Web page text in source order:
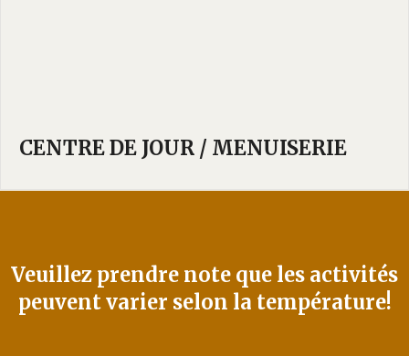
CENTRE DE JOUR / MENUISERIE
Veuillez prendre note que les activités
peuventvarier selon la température!